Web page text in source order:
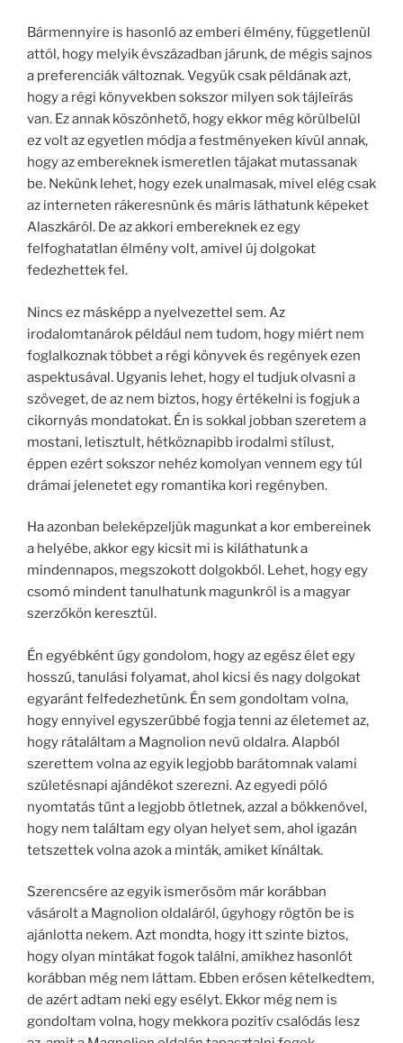
Bármennyire is hasonló az emberi élmény, függetlenül
attól, hogy melyik évszázadban járunk, de mégis sajnos
a preferenciák változnak. Vegyük csak példának azt,
hogy a régi könyvekben sokszor milyen sok tájleírás
van. Ez annak köszönhető, hogy ekkor még körülbelül
ez volt az egyetlen módja a festményeken kívül annak,
hogy az embereknek ismeretlen tájakat mutassanak
be. Nekünk lehet, hogy ezek unalmasak, mivel elég csak
az interneten rákeresnünk és máris láthatunk képeket
Alaszkáról. De az akkori embereknek ez egy
felfoghatatlan élmény volt, amivel új dolgokat
fedezhettek fel.
Nincs ez másképp a nyelvezettel sem. Az
irodalomtanárok például nem tudom, hogy miért nem
foglalkoznak többet a régi könyvek és regények ezen
aspektusával. Ugyanis lehet, hogy el tudjuk olvasni a
szöveget, de az nem biztos, hogy értékelni is fogjuk a
cikornyás mondatokat. Én is sokkal jobban szeretem a
mostani, letisztult, hétköznapibb irodalmi stílust,
éppen ezért sokszor nehéz komolyan vennem egy túl
drámai jelenetet egy romantika kori regényben.
Ha azonban beleképzeljük magunkat a kor embereinek
a helyébe, akkor egy kicsit mi is kiláthatunk a
mindennapos, megszokott dolgokból. Lehet, hogy egy
csomó mindent tanulhatunk magunkról is a magyar
szerzőkön keresztül.
Én egyébként úgy gondolom, hogy az egész élet egy
hosszú, tanulási folyamat, ahol kicsi és nagy dolgokat
egyaránt felfedezhetünk. Én sem gondoltam volna,
hogy ennyivel egyszerűbbé fogja tenni az életemet az,
hogy rátaláltam a Magnolion nevű oldalra. Alapból
szerettem volna az egyik legjobb barátomnak valami
születésnapi ajándékot szerezni. Az egyedi póló
nyomtatás tűnt a legjobb ötletnek, azzal a bökkenővel,
hogy nem találtam egy olyan helyet sem, ahol igazán
tetszettek volna azok a minták, amiket kínáltak.
Szerencsére az egyik ismerősöm már korábban
vásárolt a Magnolion oldaláról, úgyhogy rögtön be is
ajánlotta nekem. Azt mondta, hogy itt szinte biztos,
hogy olyan mintákat fogok találni, amikhez hasonlót
korábban még nem láttam. Ebben erősen kételkedtem,
de azért adtam neki egy esélyt. Ekkor még nem is
gondoltam volna, hogy mekkora pozitív csalódás lesz